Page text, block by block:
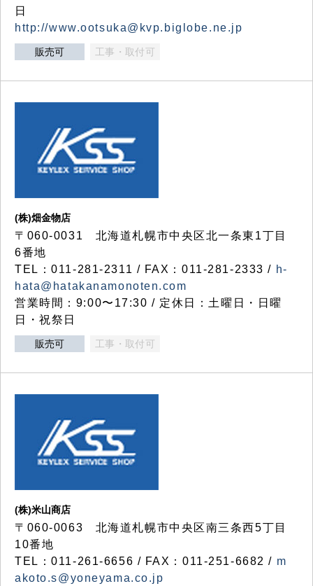
日
http://www.ootsuka@kvp.biglobe.ne.jp
販売可 工事・取付可
(株)畑金物店
〒060-0031 北海道札幌市中央区北一条東1丁目
6番地
TEL：011-281-2311 / FAX：011-281-2333 / h-
hata@hatakanamonoten.com
営業時間：9:00〜17:30 / 定休日：土曜日・日曜
日・祝祭日
販売可 工事・取付可
(株)米山商店
〒060-0063 北海道札幌市中央区南三条西5丁目
10番地
TEL：011-261-6656 / FAX：011-251-6682 / m
akoto.s@yoneyama.co.jp